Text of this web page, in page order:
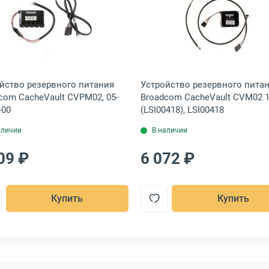
для 9460/9480, 05-50039-00
питания Supermicro CacheVault CVPM05, BTR-CVPM05
Открыть товар: Устройство резервного питания
резервного питания
CacheVault CVPM02, 05-
₽
Купить
Открыть
Устройство резервного
Broadcom CacheVault CVM02
(LSI00418), LSI00418
В наличии
6 072 ₽
Купить